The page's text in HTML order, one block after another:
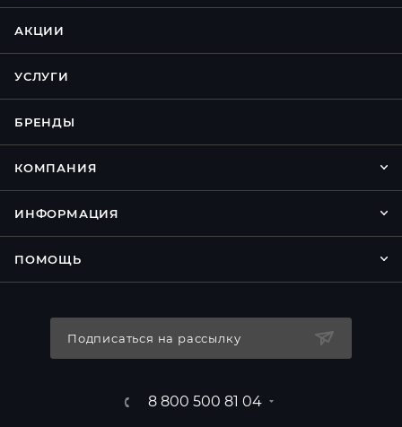
АКЦИИ
УСЛУГИ
БРЕНДЫ
КОМПАНИЯ
ИНФОРМАЦИЯ
ПОМОЩЬ
Подписаться на рассылку
8 800 500 81 04